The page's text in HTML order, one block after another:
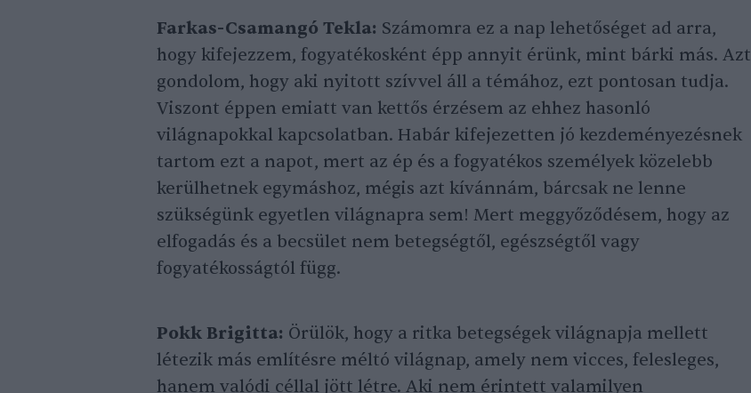
Farkas-Csamangó Tekla: Számomra ez a nap lehetőséget ad arra,
hogy kifejezzem, fogyatékosként épp annyit érünk, mint bárki más. Azt
gondolom, hogy aki nyitott szívvel áll a témához, ezt pontosan tudja.
Viszont éppen emiatt van kettős érzésem az ehhez hasonló
világnapokkal kapcsolatban. Habár kifejezetten jó kezdeményezésnek
tartom ezt a napot, mert az ép és a fogyatékos személyek közelebb
kerülhetnek egymáshoz, mégis azt kívánnám, bárcsak ne lenne
szükségünk egyetlen világnapra sem! Mert meggyőződésem, hogy az
elfogadás és a becsület nem betegségtől, egészségtől vagy
fogyatékosságtól függ.
Pokk Brigitta: Örülök, hogy a ritka betegségek világnapja mellett
létezik más említésre méltó világnap, amely nem vicces, felesleges,
hanem valódi céllal jött létre. Aki nem érintett valamilyen